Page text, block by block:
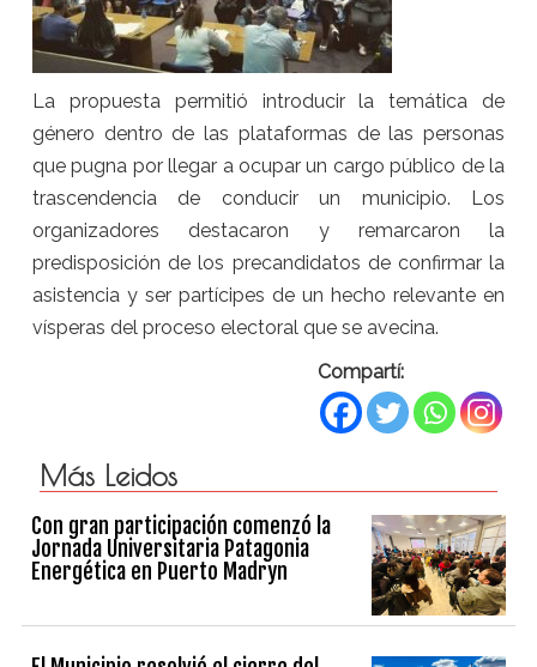
La propuesta permitió introducir la temática de
género dentro de las plataformas de las personas
que pugna por llegar a ocupar un cargo público de la
trascendencia de conducir un municipio. Los
organizadores destacaron y remarcaron la
predisposición de los precandidatos de confirmar la
asistencia y ser partícipes de un hecho relevante en
vísperas del proceso electoral que se avecina.
Compartí:
Más Leidos
Con gran participación comenzó la
Jornada Universitaria Patagonia
Energética en Puerto Madryn